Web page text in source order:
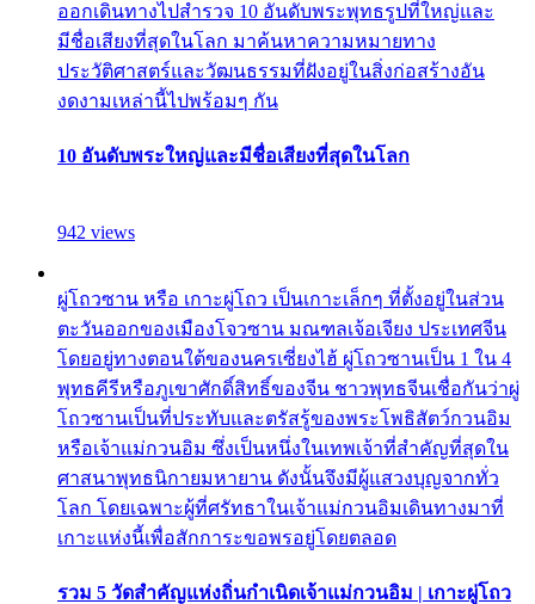
ออกเดินทางไปสำรวจ 10 อันดับพระพุทธรูปที่ใหญ่และ
มีชื่อเสียงที่สุดในโลก มาค้นหาความหมายทาง
ประวัติศาสตร์และวัฒนธรรมที่ฝังอยู่ในสิ่งก่อสร้างอัน
งดงามเหล่านี้ไปพร้อมๆ กัน
10 อันดับพระใหญ่และมีชื่อเสียงที่สุดในโลก
942 views
ผู่โถวซาน หรือ เกาะผู่โถว เป็นเกาะเล็กๆ ที่ตั้งอยู่ในส่วน
ตะวันออกของเมืองโจวซาน มณฑลเจ้อเจียง ประเทศจีน
โดยอยู่ทางตอนใต้ของนครเซี่ยงไฮ้ ผู่โถวซานเป็น 1 ใน 4
พุทธคีรีหรือภูเขาศักดิ์สิทธิ์ของจีน ชาวพุทธจีนเชื่อกันว่าผู่
โถวซานเป็นที่ประทับและตรัสรู้ของพระโพธิสัตว์กวนอิม
หรือเจ้าแม่กวนอิม ซึ่งเป็นหนึ่งในเทพเจ้าที่สำคัญที่สุดใน
ศาสนาพุทธนิกายมหายาน ดังนั้นจึงมีผู้แสวงบุญจากทั่ว
โลก โดยเฉพาะผู้ที่ศรัทธาในเจ้าแม่กวนอิมเดินทางมาที่
เกาะแห่งนี้เพื่อสักการะขอพรอยู่โดยตลอด
รวม 5 วัดสำคัญแห่งถิ่นกำเนิดเจ้าแม่กวนอิม | เกาะผู่โถว